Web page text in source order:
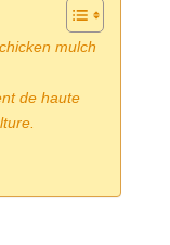
mulch
de haute